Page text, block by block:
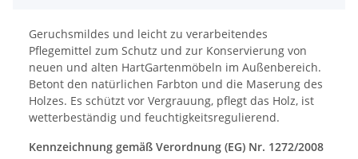
Geruchsmildes und leicht zu verarbeitendes
Pflegemittel zum Schutz und zur Konservierung von
neuen und alten HartGartenmöbeln im Außenbereich.
Betont den natürlichen Farbton und die Maserung des
Holzes. Es schützt vor Vergrauung, pflegt das Holz, ist
wetterbeständig und feuchtigkeitsregulierend.
Kennzeichnung gemäß Verordnung (EG) Nr. 1272/2008